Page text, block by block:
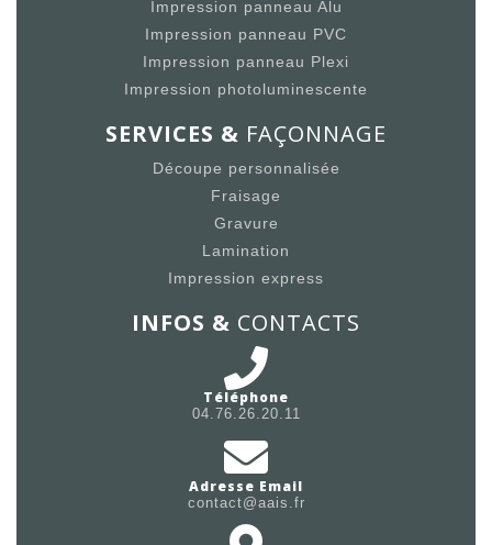
Impression panneau Alu
Impression panneau PVC
Impression panneau Plexi
Impression photoluminescente
SERVICES & FAÇONNAGE
Découpe personnalisée
Fraisage
Gravure
Lamination
Impression express
INFOS & CONTACTS
Téléphone
04.76.26.20.11
Adresse Email
contact@aais.fr